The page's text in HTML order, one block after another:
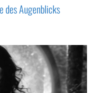
des Augenblicks